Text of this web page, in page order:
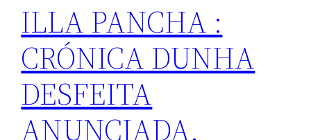
ILLA PANCHA :
CRÓNICA DUNHA
DESFEITA
ANUNCIADA.